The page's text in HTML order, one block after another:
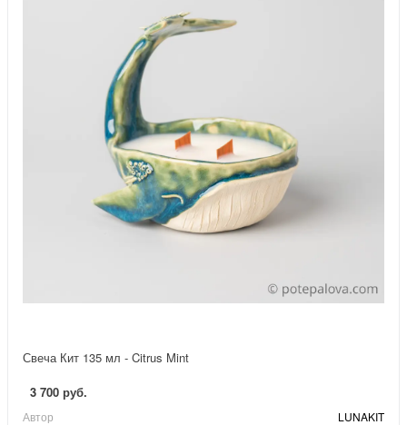
Свеча Кит 135 мл - Citrus Mint
3 700 руб.
Автор LUNAKIT